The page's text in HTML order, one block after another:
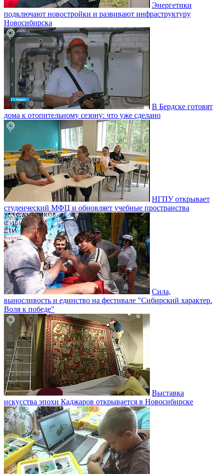
Энергетики
подключают новостройки и развивают инфраструктуру
Новосибирска
В Бердске готовят
дома к отопительному сезону: что уже сделано
НГПУ открывает
студенческий МФЦ и обновляет учебные пространства
Сила,
выносливость и единство на фестивале "Сибирский характер.
Воля к победе"
Выставка
искусства эпохи Каджаров открывается в Новосибирске